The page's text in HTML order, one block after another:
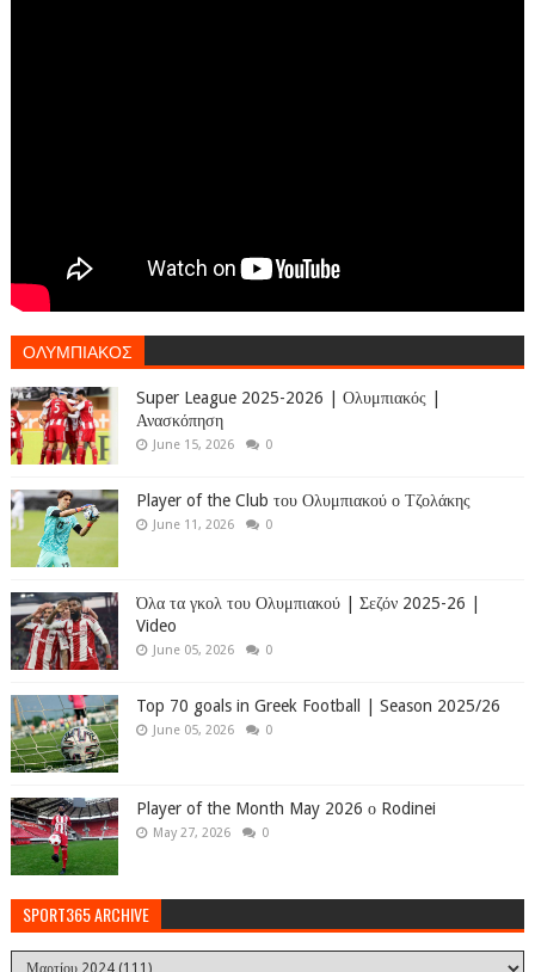
ΟΛΥΜΠΙΑΚΟΣ
Super League 2025-2026 | Ολυμπιακός |
Ανασκόπηση
June 15, 2026 0
Player of the Club του Ολυμπιακού ο Τζολάκης
June 11, 2026 0
Όλα τα γκολ του Ολυμπιακού | Σεζόν 2025-26 |
Video
June 05, 2026 0
Top 70 goals in Greek Football | Season 2025/26
June 05, 2026 0
Player of the Month May 2026 ο Rodinei
May 27, 2026 0
SPORT365 ARCHIVE